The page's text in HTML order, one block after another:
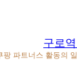
구로
팡 파트너스 활동의